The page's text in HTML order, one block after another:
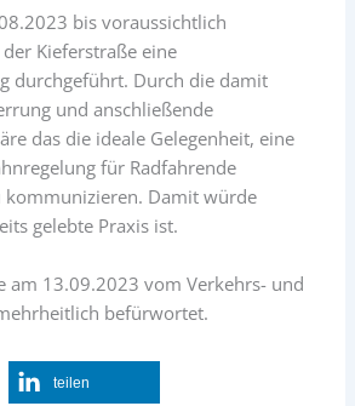
bis voraussichtlich
Kieferstraße eine
durchgeführt. Durch die damit
und anschließende
das die ideale Gelegenheit, eine
für Radfahrende
kommunizieren. Damit würde
gelebte Praxis ist.
am 13.09.2023 vom Verkehrs- und
befürwortet.
teilen